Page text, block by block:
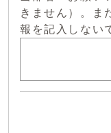
きません）。ま
報を記入しない